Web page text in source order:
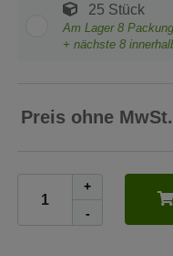
25 Stück
Am Lager 8 Packung
+ nächste 8
Preis ohne MwSt.
+
-